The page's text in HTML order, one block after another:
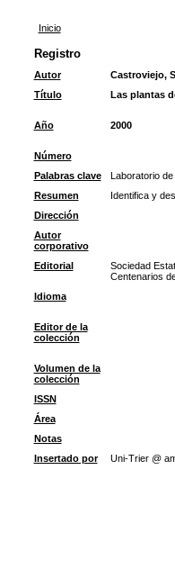
Inicio
Registro
Autor Castroviejo,
Título
Las plantas
Año 2000
Número
Palabras clave
Laboratorio
Resumen
Identifica y
Dirección
Autor
corporativo
Editorial
Sociedad
Centenarios
Idioma
Editor de la
colección
Volumen de la
colección
ISSN
Área
Notas
Insertado por
Uni-Trier @